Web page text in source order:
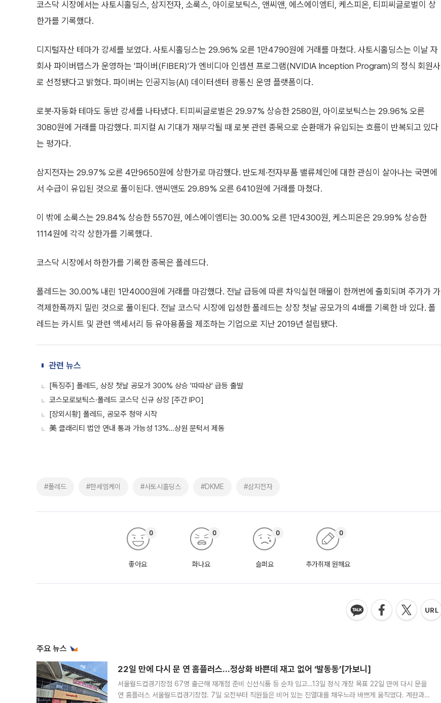
코스닥 시장에서는 사토시홀딩스, 삼지전자, 소룩스, 아이로보틱스, 앤씨앤, 에스에이엠티, 케스피온, 티피씨글로벌이 상
한가를 기록했다.
디지털자산 테마가 강세를 보였다. 사토시홀딩스는 29.96% 오른 1만4790원에 거래를 마쳤다. 사토시홀딩스는 이날 자
회사 파이버랩스가 운영하는 '파이버(FIBER)'가 엔비디아 인셉션 프로그램(NVIDIA Inception Program)의 정식 회원사
로 선정됐다고 밝혔다. 파이버는 인공지능(AI) 데이터센터 광통신 운영 플랫폼이다.
로봇·자동화 테마도 동반 강세를 나타냈다. 티피씨글로벌은 29.97% 상승한 2580원, 아이로보틱스는 29.96% 오른
3080원에 거래를 마감했다. 피지컬 AI 기대가 재부각될 때 로봇 관련 종목으로 순환매가 유입되는 흐름이 반복되고 있다
는 평가다.
삼지전자는 29.97% 오른 4만9650원에 상한가로 마감했다. 반도체·전자부품 밸류체인에 대한 관심이 살아나는 국면에
서 수급이 유입된 것으로 풀이된다. 앤씨앤도 29.89% 오른 6410원에 거래를 마쳤다.
이 밖에 소룩스는 29.84% 상승한 5570원, 에스에이엠티는 30.00% 오른 1만4300원, 케스피온은 29.99% 상승한
1114원에 각각 상한가를 기록했다.
코스닥 시장에서 하한가를 기록한 종목은 폴레드다.
폴레드는 30.00% 내린 1만4000원에 거래를 마감했다. 전날 급등에 따른 차익실현 매물이 한꺼번에 출회되며 주가가 가
격제한폭까지 밀린 것으로 풀이된다. 전날 코스닥 시장에 입성한 폴레드는 상장 첫날 공모가의 4배를 기록한 바 있다. 폴
레드는 카시트 및 관련 액세서리 등 유아용품을 제조하는 기업으로 지난 2019년 설립됐다.
관련 뉴스
[특징주] 폴레드, 상장 첫날 공모가 300% 상승 '따따상' 급등 출발
코스모로보틱스·폴레드 코스닥 신규 상장 [주간 IPO]
[장외시황] 폴레드, 공모주 청약 시작
美 클래리티 법안 연내 통과 가능성 13%…상원 문턱서 제동
#폴레드 #한세엠케이 #사토시홀딩스 #DKME #삼지전자
좋아요
0
화나요
0
슬퍼요
0
추가취재 원해요
0
주요 뉴스
22일 만에 다시 문 연 홈플러스…정상화 바쁜데 재고 없어 ‘발동동’[가보니]
서울월드컵경기장점 67명 출근해 재개점 준비 신선식품 등 순차 입고…13일 정식 개장 목표 22일 만에 다시 문을
연 홈플러스 서울월드컵경기장점. 7일 오전부터 직원들은 비어 있는 진열대를 채우느라 바쁘게 움직였다. 계란과